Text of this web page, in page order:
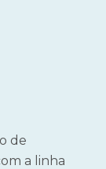
de
a linha